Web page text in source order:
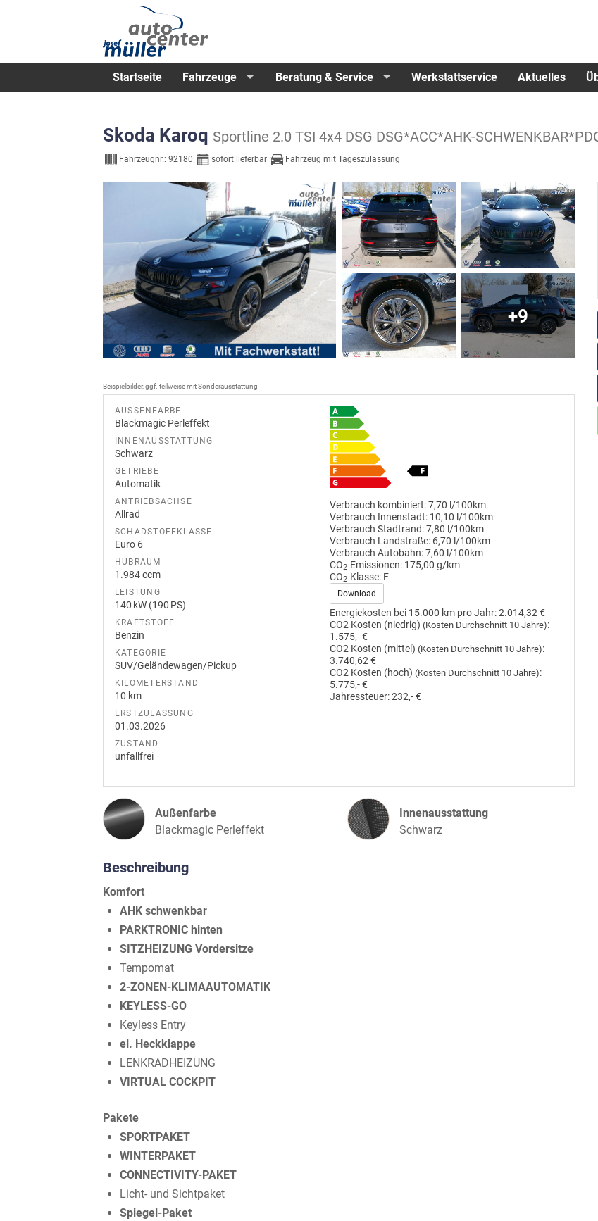
Startseite Fahrzeuge Beratung & Service Werkstattservice Aktuelles
Skoda Karoq Sportline 2.0 TSI 4x4 DSG DSG*ACC*AHK-
Fahrzeugnr.: 92180 sofort lieferbar Fahrzeug mit Tageszulassung
+9
Beispielbilder, ggf. teilweise mit Sonderausstattung
AUSSENFARBE
Blackmagic Perleffekt
INNENAUSSTATTUNG
Schwarz
GETRIEBE
Automatik
ANTRIEBSACHSE
Allrad
SCHADSTOFFKLASSE
Euro 6
HUBRAUM
1.984 ccm
LEISTUNG
140 kW (190 PS)
KRAFTSTOFF
Benzin
KATEGORIE
SUV/Geländewagen/Pickup
KILOMETERSTAND
10 km
ERSTZULASSUNG
01.03.2026
ZUSTAND
unfallfrei
Verbrauch kombiniert:7,70 l/100km
Verbrauch Innenstadt: 10,10 l/100km
Verbrauch Stadtrand:7,80 l/100km
Verbrauch Landstraße: 6,70 l/100km
Verbrauch Autobahn:7,60 l/100km
CO2-Emissionen: 175,00 g/km
CO2-Klasse: F
Download
Energiekosten bei 15.000 km pro Jahr:2.014,32 €
CO2 Kosten (niedrig)(Kosten Durchschnitt 10 Jahre):
1.575,- €
CO2 Kosten (mittel)(Kosten Durchschnitt 10 Jahre):
3.740,62 €
CO2 Kosten (hoch)(Kosten Durchschnitt 10 Jahre):
5.775,- €
Jahressteuer:232,- €
Außenfarbe
Blackmagic Perleffekt
Innenausstattung
Innenausstattung
Schwarz
Beschreibung
Komfort
AHK schwenkbar
PARKTRONIC hinten
SITZHEIZUNG Vordersitze
Tempomat
2-ZONEN-KLIMAAUTOMATIK
KEYLESS-GO
Keyless Entry
el. Heckklappe
LENKRADHEIZUNG
VIRTUAL COCKPIT
Pakete
SPORTPAKET
WINTERPAKET
CONNECTIVITY-PAKET
Licht- und Sichtpaket
Spiegel-Paket